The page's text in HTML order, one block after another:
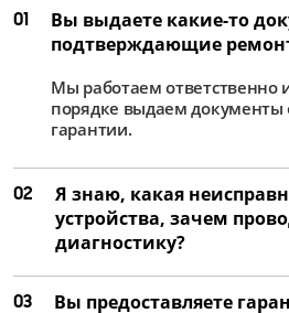
01
Вы выдаете какие-то
подтверждающие
Мы работаем ответственно
порядке выдаем
гарантии.
02
Я знаю, какая
устройства, зачем
диагностику?
03 Вы предоставляете